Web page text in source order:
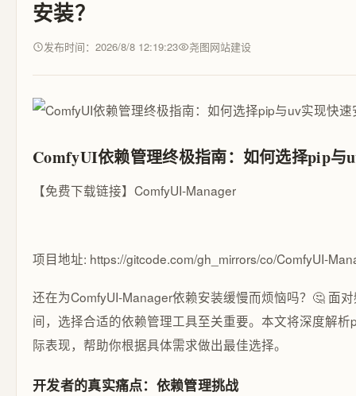
安装？
发布时间：2026/8/8 12:19:23 尧图网站建设
ComfyUI依赖管理终极指南：如何选择pip与
【免费下载链接】ComfyUI-Manager
项目地址: https://gitcode.com/gh_mirrors/co/ComfyUI-
还在为ComfyUI-Manager依赖安装缓慢而烦恼吗？🤔 面
间，选择合适的依赖管理工具至关重要。本文将深度解
际表现，帮助你根据具体需求做出最佳选择。
开发者的真实痛点：依赖管理挑战